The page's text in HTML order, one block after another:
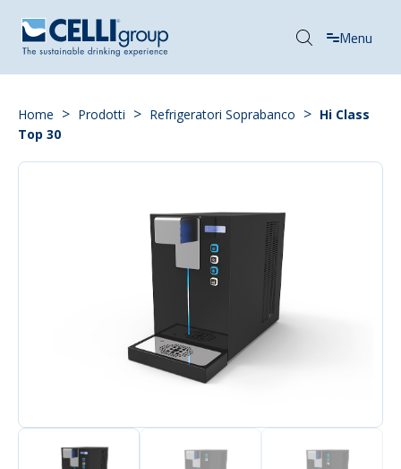
Menu
Home > Prodotti > Refrigeratori Soprabanco > Hi Class
Top 30